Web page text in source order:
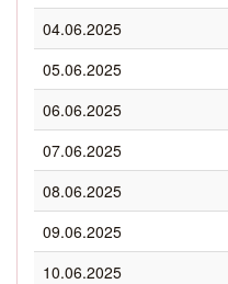
04.06.2025
05.06.2025
06.06.2025
07.06.2025
08.06.2025
09.06.2025
10.06.2025